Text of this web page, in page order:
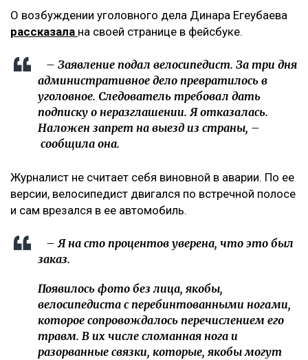
О возбуждении уголовного дела Динара Егеубаева
рассказала на своей странице в фейсбуке.
– Заявление подал велосипедист. За три дня
административное дело превратилось в
уголовное. Следователь требовал дать
подписку о неразглашении. Я отказалась.
Наложен запрет на выезд из страны, –
сообщила она.
Журналист не считает себя виновной в аварии. По ее
версии, велосипедист двигался по встречной полосе
и сам врезался в ее автомобиль.
– Я на сто процентов уверена, что это был
заказ.
Появилось фото без лица, якобы,
велосипедиста с перебинтованными ногами,
которое сопровождалось перечислением его
травм. В их числе сломанная нога и
разорванные связки, которые, якобы могут